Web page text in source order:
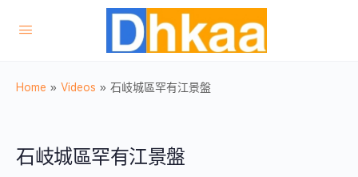
Home » Videos » 石岐城區罕有江景盤
石岐城區罕有江景盤